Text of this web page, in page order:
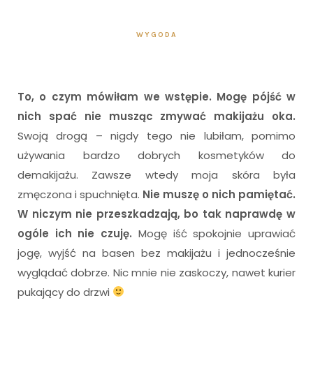
WYGODA
To, o czym mówiłam we wstępie. Mogę pójść w
nich spać nie musząc zmywać makijażu oka.
Swoją drogą – nigdy tego nie lubiłam, pomimo
używania bardzo dobrych kosmetyków do
demakijażu. Zawsze wtedy moja skóra była
zmęczona i spuchnięta. Nie muszę o nich pamiętać.
W niczym nie przeszkadzają, bo tak naprawdę w
ogóle ich nie czuję. Mogę iść spokojnie uprawiać
jogę, wyjść na basen bez makijażu i jednocześnie
wyglądać dobrze. Nic mnie nie zaskoczy, nawet kurier
pukający do drzwi